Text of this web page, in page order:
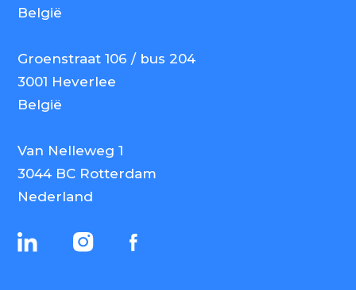
België
Groenstraat 106 / bus 204
3001 Heverlee
België
Van Nelleweg 1
3044 BC Rotterdam
Nederland